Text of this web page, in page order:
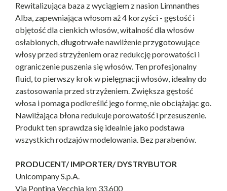
Rewitalizująca baza z wyciągiem z nasion Limnanthes
Alba, zapewniająca włosom aż 4 korzyści - gęstość i
objętość dla cienkich włosów, witalność dla włosów
osłabionych, długotrwałe nawilżenie przygotowujące
włosy przed strzyżeniem oraz redukcję porowatości i
ograniczenie puszenia się włosów. Ten profesjonalny
fluid, to pierwszy krok w pielęgnacji włosów, idealny do
zastosowania przed strzyżeniem. Zwiększa gęstość
włosa i pomaga podkreślić jego formę, nie obciążając go.
Nawilżająca błona redukuje porowatość i przesuszenie.
Produkt ten sprawdza się idealnie jako podstawa
wszystkich rodzajów modelowania. Bez parabenów.
PRODUCENT/ IMPORTER/ DYSTRYBUTOR
Unicompany S.p.A.
Via Pontina Vecchia km 33.600